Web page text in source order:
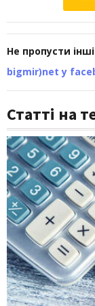
Не пропусти
bigmir)net у
Статті на